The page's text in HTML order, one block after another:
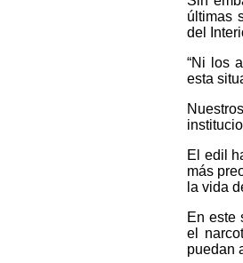
últimas
del
“Ni los
esta
El edil
más
la vida
En este
el
puedan